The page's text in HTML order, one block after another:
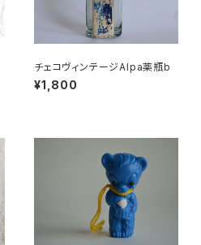
チェコヴィンテージAlpa薬瓶b
¥1,800